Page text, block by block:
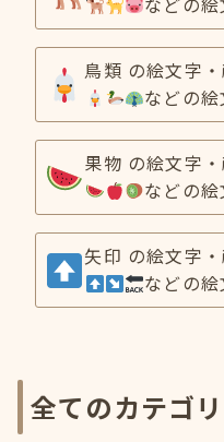
鳥類 の絵文字
などの
果物 の絵文字
などの
矢印 の絵文字
などの
全てのカテゴリ